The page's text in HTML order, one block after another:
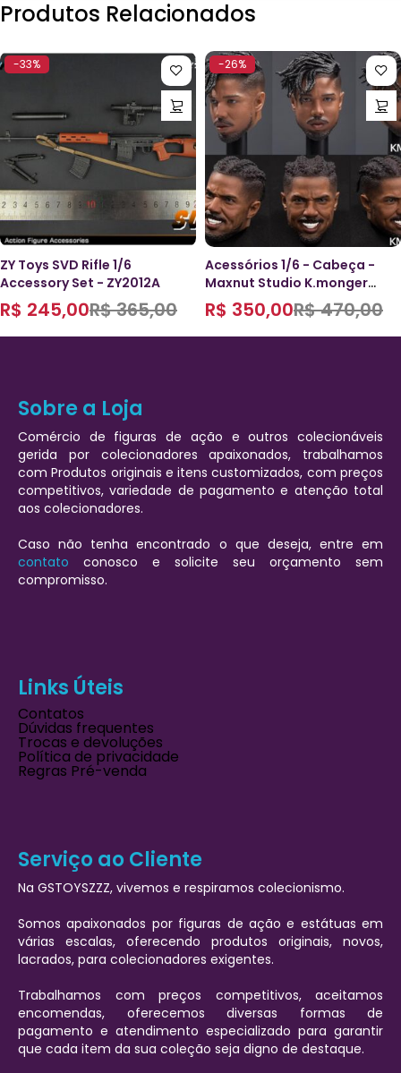
Produtos Relacionados
-33%
ZY Toys SVD Rifle 1/6
Accessory Set - ZY2012A
R$365,00
R$ 245,00
-26%
Acessórios 1/6 - Cabeça -
Maxnut Studio K.monger
Km002 1/6
R$470,00
R$ 350,00
Sobre a Loja
Comércio de figuras de ação e outros colecionáveis
gerida por colecionadores apaixonados, trabalhamos
com Produtos originais e itens customizados, com preços
competitivos, variedade de pagamento e atenção total
aos colecionadores.
Caso não tenha encontrado o que deseja, entre em
contato conosco e solicite seu orçamento sem
compromisso.
Links Úteis
Contatos
Dúvidas frequentes
Trocas e devoluções
Política de privacidade
Regras Pré-venda
Serviço ao Cliente
Na GSTOYSZZZ, vivemos e respiramos colecionismo.
Somos apaixonados por figuras de ação e estátuas em
várias escalas, oferecendo produtos originais, novos,
lacrados, para colecionadores exigentes.
Trabalhamos com preços competitivos, aceitamos
encomendas, oferecemos diversas formas de
pagamento e atendimento especializado para garantir
que cada item da sua coleção seja digno de destaque.